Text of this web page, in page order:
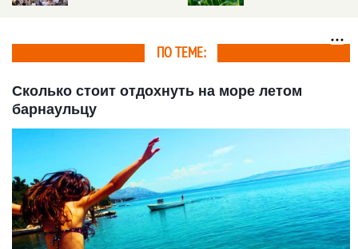
ПО ТЕМЕ:
Сколько стоит отдохнуть на море летом
барнаульцу